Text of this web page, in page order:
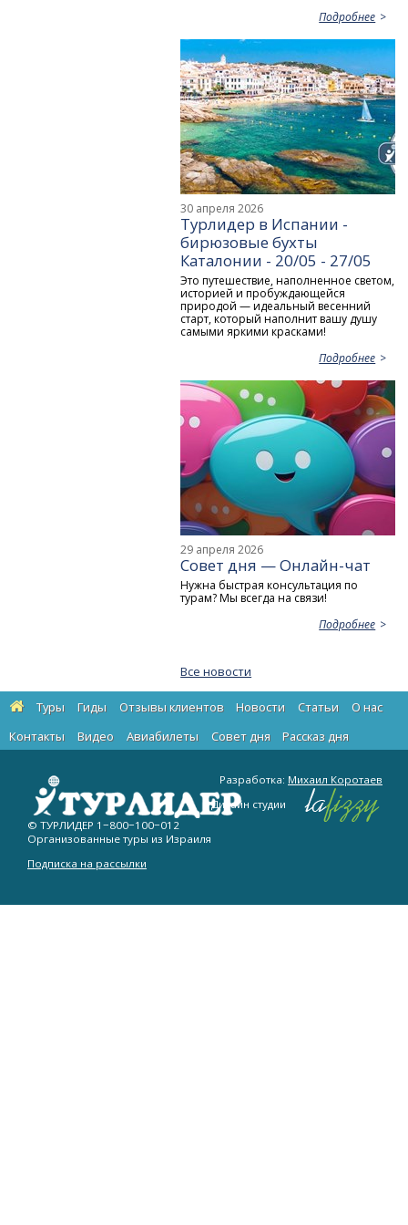
Подробнее
30 апреля 2026
Турлидер в Испании -
бирюзовые бухты
Каталонии - 20/05 - 27/05
Это путешествие, наполненное светом,
историей и пробуждающейся
природой — идеальный весенний
старт, который наполнит вашу душу
самыми яркими красками!
Подробнее
29 апреля 2026
Совет дня — Онлайн-чат
Нужна быстрая консультация по
турам? Мы всегда на связи!
Подробнее
Все новости
Туры Гиды Отзывы клиентов Новости Статьи
О нас
Контакты
Видео Авиабилеты Cовет дня Рассказ дня
© ТУРЛИДЕР 1−800−100−012
Организованные туры из Израиля
Подписка на рассылки
Разработка: Михаил Коротаев
Дизайн студии